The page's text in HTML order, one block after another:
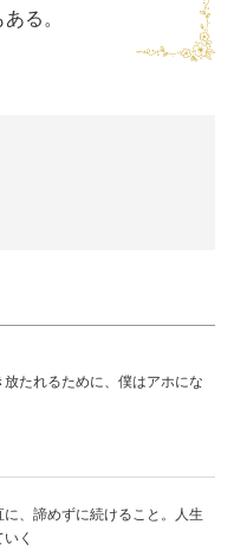
る。
放たれるために、僕はアホにな
に、諦めずに続けること。人生
く